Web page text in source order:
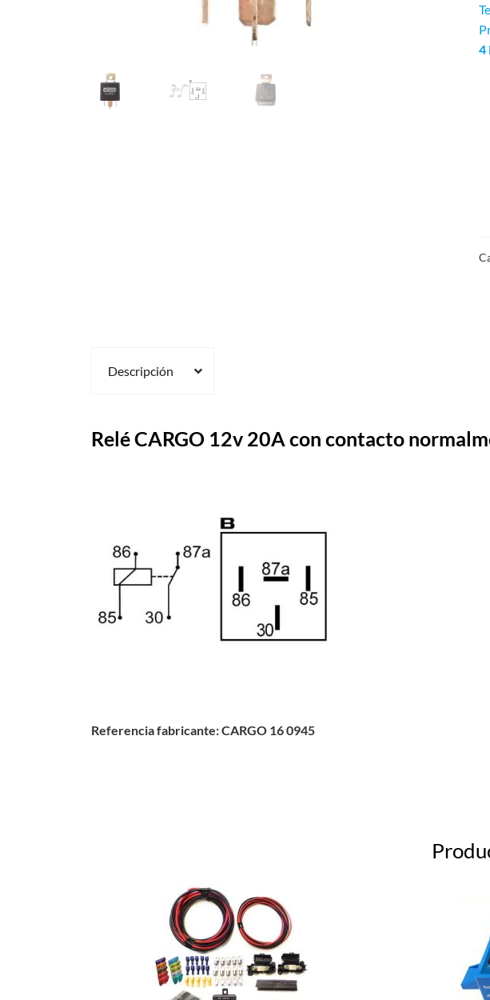
4
Descripción
Relé CARGO 12v 20A con contacto
Referencia fabricante: CARGO 16 0945